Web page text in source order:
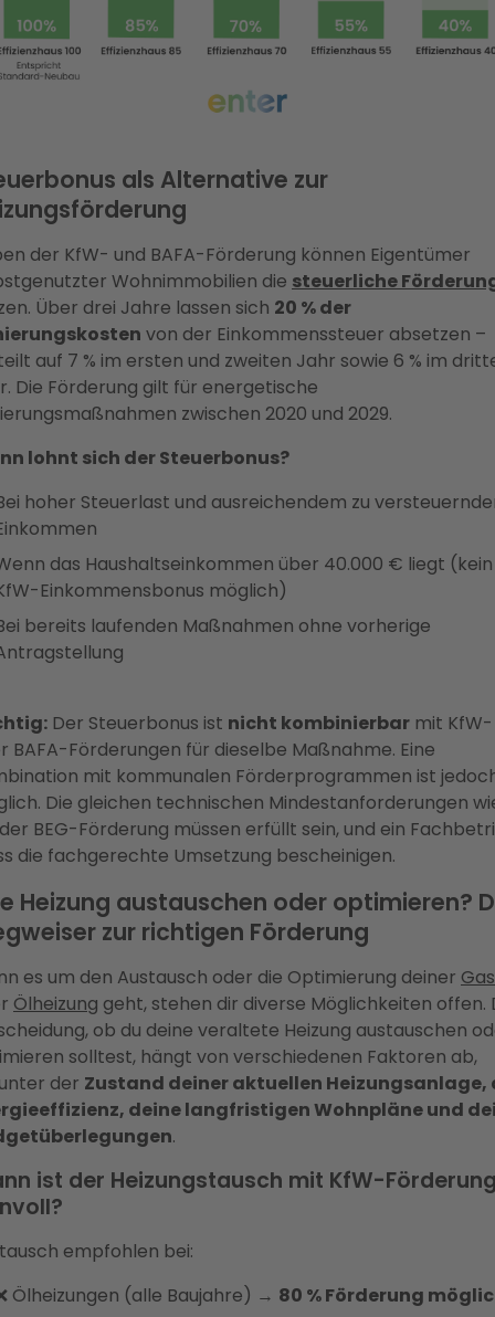
als Alternative zur
der KfW- und BAFA-Förderung können Eigentümer
Wohnimmobilien die steuerliche
Über drei Jahre lassen sich 20 % der
von der Einkommenssteuer absetzen –
auf 7 % im ersten und zweiten Jahr sowie 6 % im
Die Förderung gilt für energetische
zwischen 2020 und 2029.
lohnt sich der Steuerbonus?
hoher Steuerlast und ausreichendem zu
das Haushaltseinkommen über 40.000 € liegt (kein
Einkommensbonus möglich)
bereits laufenden Maßnahmen ohne vorherige
Der Steuerbonus ist nicht kombinierbar mit KfW-
BAFA-Förderungen für dieselbe Maßnahme. Eine
mit kommunalen Förderprogrammen ist
Die gleichen technischen Mindestanforderungen
BEG-Förderung müssen erfüllt sein, und ein
die fachgerechte Umsetzung bescheinigen.
Heizung austauschen oder optimieren?
zur richtigen Förderung
es um den Austausch oder die Optimierung deiner Gas
Ölheizung geht, stehen dir diverse Möglichkeiten offen.
ob du deine veraltete Heizung austauschen
solltest, hängt von verschiedenen Faktoren ab,
der Zustand deiner aktuellen Heizungsanlage,
deine langfristigen Wohnpläne und
.
ist der Heizungstausch mit KfW-
empfohlen bei:
Ölheizungen (alle Baujahre) → 80 % Förderung